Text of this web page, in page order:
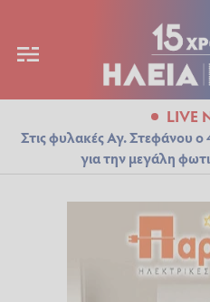
LIVE
Στις φυλακές Αγ. Στεφάνου
για την μεγάλη